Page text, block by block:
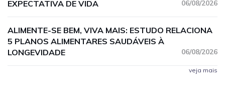
EXPECTATIVA DE VIDA 06/08/2026
ALIMENTE-SE BEM, VIVA MAIS: ESTUDO RELACIONA
5 PLANOS ALIMENTARES SAUDÁVEIS À
LONGEVIDADE
06/08/2026
veja mais